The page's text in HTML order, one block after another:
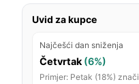
Uvid za kupce
Najčešći dan sniženja
Četvrtak (6%)
Primjer: Petak (18%)